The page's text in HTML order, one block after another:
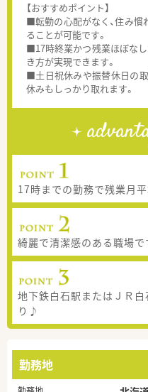
【おすすめポイント】
■転勤の心配がなく、住み慣
ることが可能です。
■17時終業かつ残業ほぼな
き方が実現できます。
■土日祝休みや振替休日の
休みもしっかり取れます。
17時までの勤務で残業月平
綺麗で清潔感のある職場で
地下鉄白石駅またはＪＲ
り♪
勤務地